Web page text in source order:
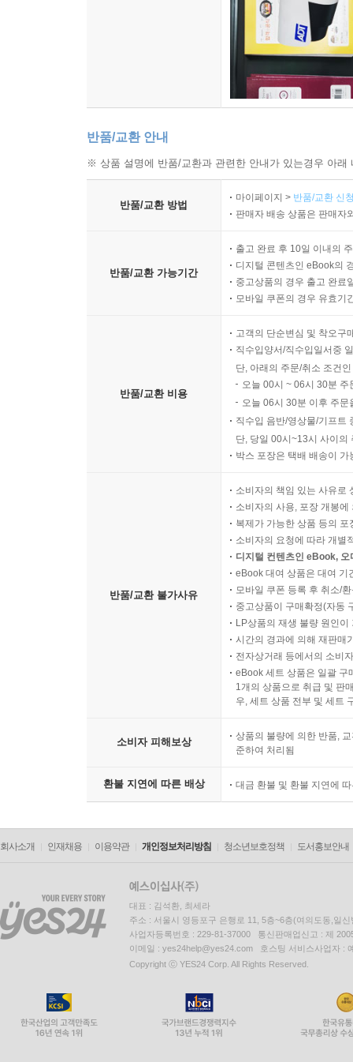
반품/교환 안내
※ 상품 설명에 반품/교환과 관련한 안내가 있는경우 아
반품/교환 방법
마이페이지 > 반품/교환 신
판매자 배송 상품은 판매자
반품/교환 가능기간
출고 완료 후 10일 이내의
디지털 콘텐츠인 eBook의
중고상품의 경우 출고 완료
모바일 쿠폰의 경우 유효기
반품/교환 비용
고객의 단순변심 및 착오구
직수입양서/직수입일서중
단, 아래의 주문/취소 조건
오늘 00시 ~ 06시 30분
오늘 06시 30분 이후 주
직수입 음반/영상물/기프트
단, 당일 00시~13시 사이의
박스 포장은 택배 배송이
반품/교환 불가사유
소비자의 책임 있는 사유로
소비자의 사용, 포장 개봉
복제가 가능한 상품 등의
소비자의 요청에 따라 개별
디지털 컨텐츠인 eBook,
eBook 대여 상품은 대여 기
모바일 쿠폰 등록 후 취소/
중고상품이 구매확정(자동
LP상품의 재생 불량 원인
시간의 경과에 의해 재판매
전자상거래 등에서의 소비
eBook 세트 상품은 일괄 구
1개의 상품으로 취급 및 판
우, 세트 상품 전부 및 세트
소비자 피해보상
상품의 불량에 의한 반품,
준하여 처리됨
환불 지연에 따른 배상 대금 환불 및 환불 지연에
회사소개 인재채용 이용약관 개인정보처리방침 청소년보호정책 도서홍보안내
대표 : 김석환, 최세라
주소 : 서울시 영등포구 은행로 11, 5층~6층(여의도동,일신
사업자등록번호 : 229-81-37000 통신판매업신고 : 제
이메일 : yes24help@yes24.com 호스팅 서비스사업자 :
Copyright ⓒ YES24 Corp. All Rights Reserved.